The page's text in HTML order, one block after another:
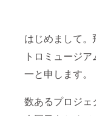
はじめまして。
トロミュージ
一と申します。
数あるプロジェ